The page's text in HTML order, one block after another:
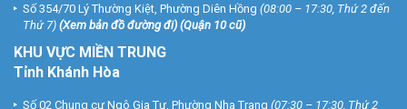
Số 354/70 Lý Thường Kiệt, Phường Diên Hồng (08:00 – 17:30, Thứ 2 đến
Thứ 7) (Xem bản đồ đường đi) (Quận 10 cũ)
KHU VỰC MIỀN TRUNG
Tỉnh Khánh Hòa
Số 02 Chung cư Ngô Gia Tự, Phường Nha Trang (07:30 – 17:30, Thứ 2